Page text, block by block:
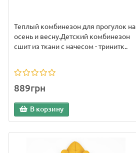
Теплый комбинезон для прогулок на
осень и весну.Детский комбинезон
сшит из ткани с начесом - тринитк..
889грн
В корзину